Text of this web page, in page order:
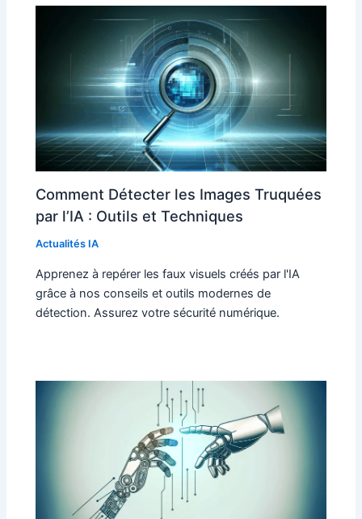
Comment Détecter les Images Truquées
par l’IA : Outils et Techniques
Actualités IA
Apprenez à repérer les faux visuels créés par l'IA
grâce à nos conseils et outils modernes de
détection. Assurez votre sécurité numérique.